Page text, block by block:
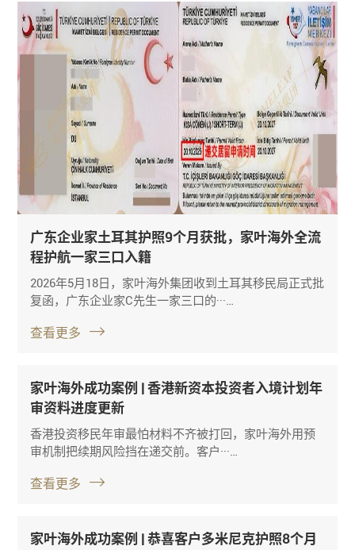
广东企业家土耳其护照9个月获批，家叶海外全流
程护航一家三口入籍
2026年5月18日，家叶海外集团收到土耳其移民局正式批
复函，广东企业家C先生一家三口的···…
查看更多
家叶海外成功案例 | 香港新资本投资者入境计划年
审资料进度更新
香港投资移民年审最怕材料不齐被打回，家叶海外用预
审机制把续期风险挡在递交前。客户···…
查看更多
家叶海外成功案例 | 恭喜客户多米尼克护照8个月